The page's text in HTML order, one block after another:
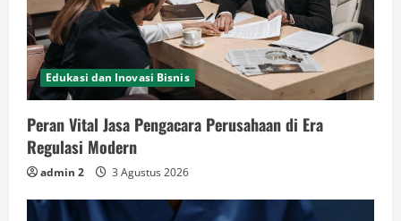
Edukasi dan Inovasi Bisnis
Peran Vital Jasa Pengacara Perusahaan di Era
Regulasi Modern
admin 2 3 Agustus 2026